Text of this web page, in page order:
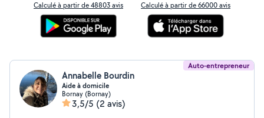
Calculé à partir de 48803 avis Calculé à partir de 66000 avis
Auto-entrepreneur
Annabelle Bourdin
Aide à domicile
Bornay (Bornay)
3,5/5 (2 avis)